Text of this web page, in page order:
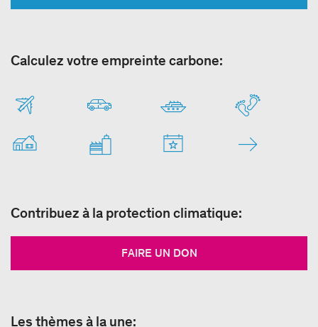
Calculez votre empreinte carbone:
Contribuez à la protection climatique:
FAIRE UN DON
Les thèmes à la une: